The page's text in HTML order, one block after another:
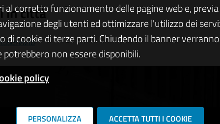
in città
al corretto funzionamento delle pagine web e,
degli utenti ed ottimizzare l'utilizzo dei
cookie di terze parti. Chiudendo il banner
non essere disponibili.
policy
PERSONALIZZA ACCETTA TUTTI I COOKIE